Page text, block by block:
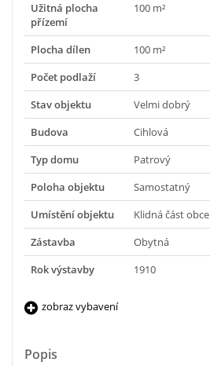
Užitná plocha
přízemí
100 m²
Plocha dílen
100 m²
Počet podlaží
3
Stav objektu
Velmi dobrý
Budova
Cihlová
Typ domu
Patrový
Poloha objektu
Samostatný
Umístění objektu
Klidná část obce
Zástavba
Obytná
Rok výstavby
1910
zobraz vybavení
Popis